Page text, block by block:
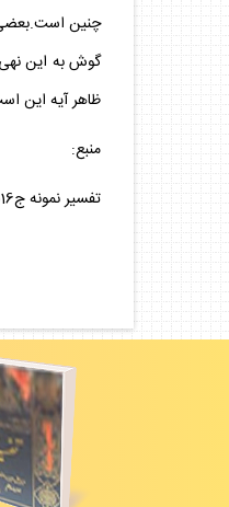
چنين است.بعضى
گوش به اين
ظاهر آيه اين
منبع:
تفسير نمونه ج16ص 285و286